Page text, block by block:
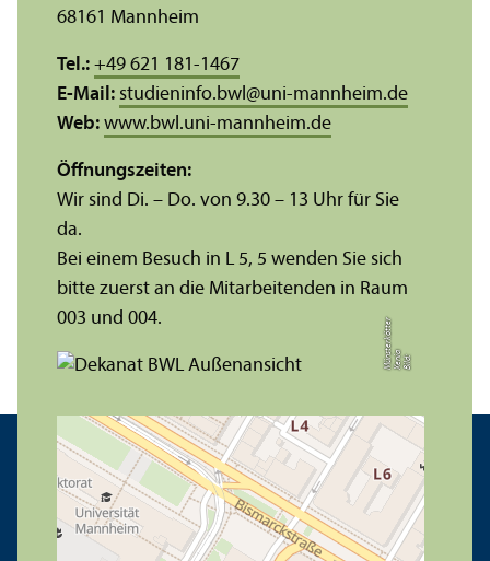
Bil
d:
X
e
ni
aM
ü
n
s
te
r
k
ö
t
t
e
r
68161 Mannheim
Tel.: +49 621 181-1467
E-Mail: studieninfo.bwl @uni-mannheim.de
Web: www.bwl.uni-mannheim.de
Öffnungs­zeiten:
Wir sind Di. – Do. von 9.30 – 13 Uhr für Sie
da.
Bei einem Besuch in L 5, 5 wenden Sie sich
bitte zuerst an die Mitarbeitenden in Raum
003 und 004.